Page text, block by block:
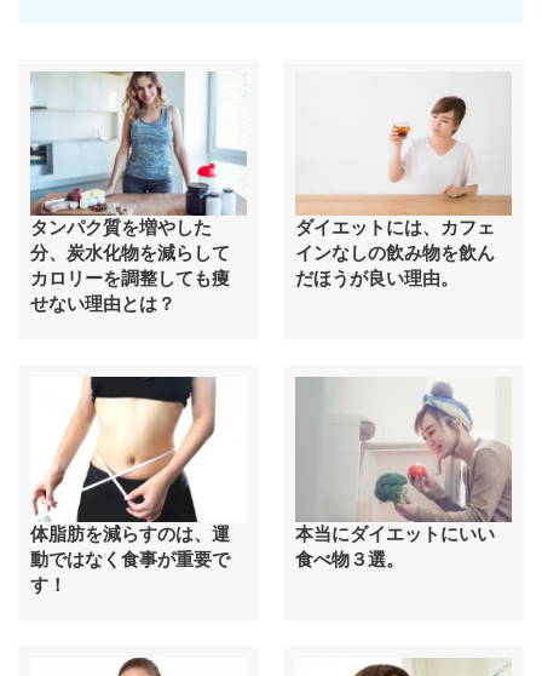
タンパク質を増やした
分、炭水化物を減らして
カロリーを調整しても痩
せない理由とは？
ダイエットには、カフェ
インなしの飲み物を飲ん
だほうが良い理由。
体脂肪を減らすのは、運
動ではなく食事が重要で
す！
本当にダイエットにいい
食べ物３選。